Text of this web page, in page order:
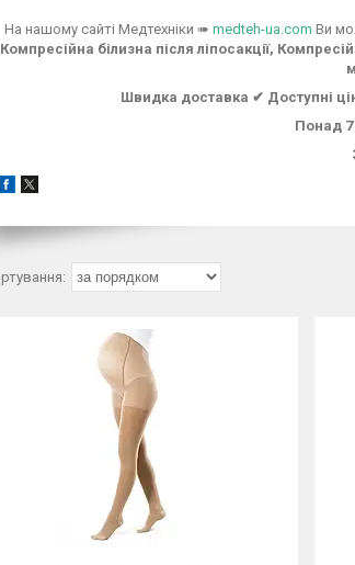
На нашому сайті Медтехніки ➠ medteh-ua.com Ви
Компресійна білизна після ліпосакції,
Швидка доставка ✔ Доступні
Понад 7